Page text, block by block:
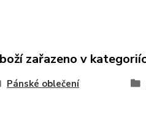
zařazeno v
Pánské oblečení